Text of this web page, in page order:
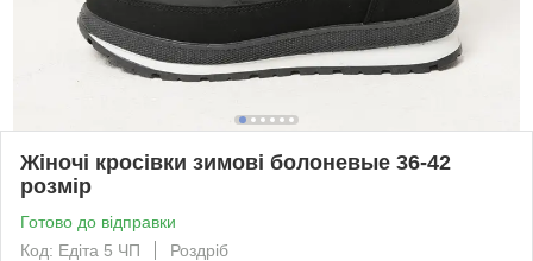
Жіночі кросівки зимові болоневые 36-42
розмір
Готово до відправки
Код: Едіта 5 ЧП
Роздріб